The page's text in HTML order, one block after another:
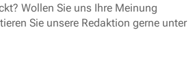
Wollen Sie uns Ihre Meinung
Sie unsere Redaktion gerne unter